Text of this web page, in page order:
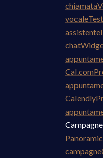
chiamata
vocale
assistente
chat
Cal.com
Calendly
campagne